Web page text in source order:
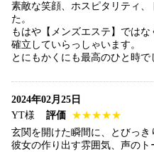
素敵な笑顔、ホスピタリティ
た。
もはや【メンズエステ】では
確立していらっしゃいます。
とにもかくにも最高のひと時で
2024年02月25日
YT様
評価 ★★★★★
玄関を開けた瞬間に、とびっき
彼女の作り出す雰囲気、声の